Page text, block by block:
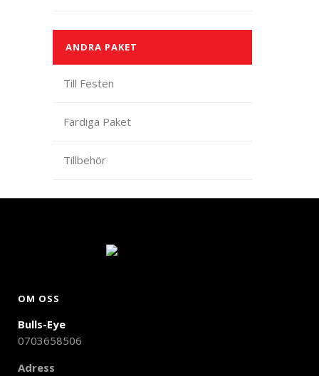
ANDRA PAKET
Till Festen
Färdiga Paket
Tillbehör
OM OSS
Bulls-Eye
0703658506
Adress